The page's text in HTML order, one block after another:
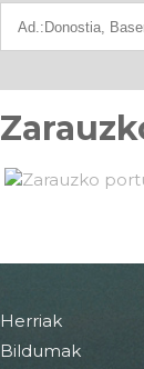
Herriak
Bildumak